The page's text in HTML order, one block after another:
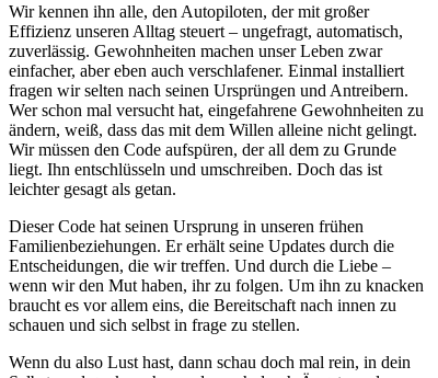
Wir kennen ihn alle, den Autopiloten, der mit großer
Effizienz unseren Alltag steuert – ungefragt, automatisch,
zuverlässig. Gewohnheiten machen unser Leben zwar
einfacher, aber eben auch verschlafener. Einmal installiert
fragen wir selten nach seinen Ursprüngen und Antreibern.
Wer schon mal versucht hat, eingefahrene Gewohnheiten zu
ändern, weiß, dass das mit dem Willen alleine nicht gelingt.
Wir müssen den Code aufspüren, der all dem zu Grunde
liegt. Ihn entschlüsseln und umschreiben. Doch das ist
leichter gesagt als getan.
Dieser Code hat seinen Ursprung in unseren frühen
Familienbeziehungen. Er erhält seine Updates durch die
Entscheidungen, die wir treffen. Und durch die Liebe –
wenn wir den Mut haben, ihr zu folgen. Um ihn zu knacken
braucht es vor allem eins, die Bereitschaft nach innen zu
schauen und sich selbst in frage zu stellen.
Wenn du also Lust hast, dann schau doch mal rein, in dein